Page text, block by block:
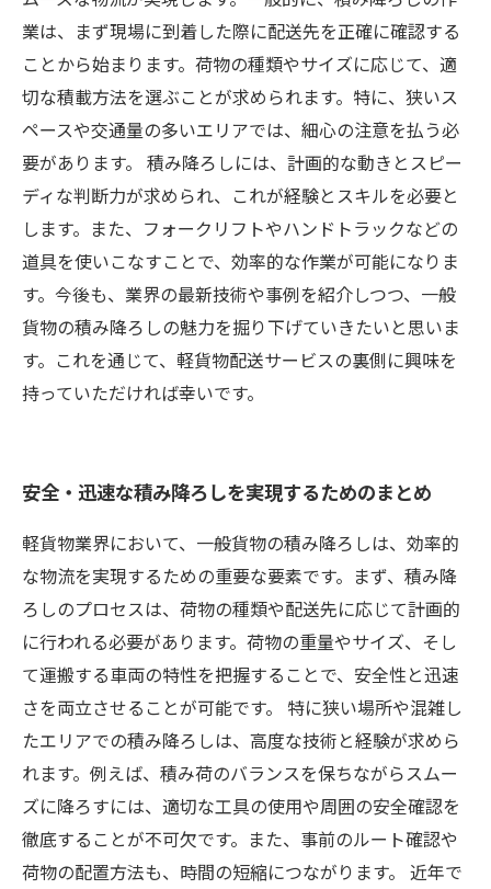
業は、まず現場に到着した際に配送先を正確に確認する
ことから始まります。荷物の種類やサイズに応じて、適
切な積載方法を選ぶことが求められます。特に、狭いス
ペースや交通量の多いエリアでは、細心の注意を払う必
要があります。 積み降ろしには、計画的な動きとスピー
ディな判断力が求められ、これが経験とスキルを必要と
します。また、フォークリフトやハンドトラックなどの
道具を使いこなすことで、効率的な作業が可能になりま
す。今後も、業界の最新技術や事例を紹介しつつ、一般
貨物の積み降ろしの魅力を掘り下げていきたいと思いま
す。これを通じて、軽貨物配送サービスの裏側に興味を
持っていただければ幸いです。
安全・迅速な積み降ろしを実現するためのまとめ
軽貨物業界において、一般貨物の積み降ろしは、効率的
な物流を実現するための重要な要素です。まず、積み降
ろしのプロセスは、荷物の種類や配送先に応じて計画的
に行われる必要があります。荷物の重量やサイズ、そし
て運搬する車両の特性を把握することで、安全性と迅速
さを両立させることが可能です。 特に狭い場所や混雑し
たエリアでの積み降ろしは、高度な技術と経験が求めら
れます。例えば、積み荷のバランスを保ちながらスムー
ズに降ろすには、適切な工具の使用や周囲の安全確認を
徹底することが不可欠です。また、事前のルート確認や
荷物の配置方法も、時間の短縮につながります。 近年で